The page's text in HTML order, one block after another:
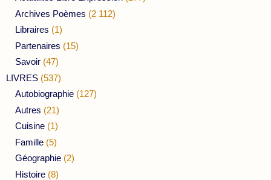
Archives Poèmes (2 112)
Libraires (1)
Partenaires (15)
Savoir (47)
LIVRES (537)
Autobiographie (127)
Autres (21)
Cuisine (1)
Famille (5)
Géographie (2)
Histoire (8)